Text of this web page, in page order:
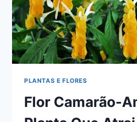
PLANTAS E FLORES
Flor Camarão-